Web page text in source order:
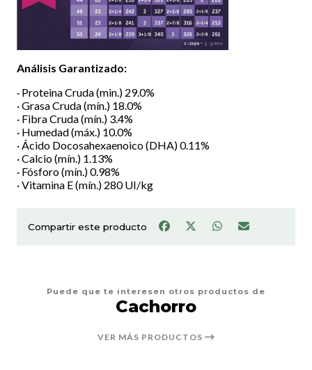
Análisis Garantizado:
· Proteina Cruda (min.) 29.0%
· Grasa Cruda (mín.) 18.0%
· Fibra Cruda (mín.) 3.4%
· Humedad (máx.) 10.0%
· Ácido Docosahexaenoico (DHA) 0.11%
· Calcio (mín.) 1.13%
· Fósforo (mín.) 0.98%
· Vitamina E (mín.) 280 UI/kg
Compartir este producto
Puede que te interesen otros productos de
Cachorro
VER MÁS PRODUCTOS